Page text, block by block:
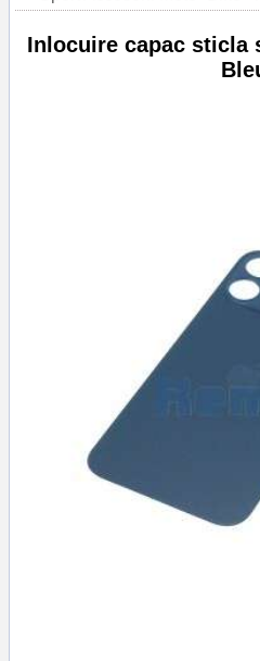
Inlocuire capac sticla